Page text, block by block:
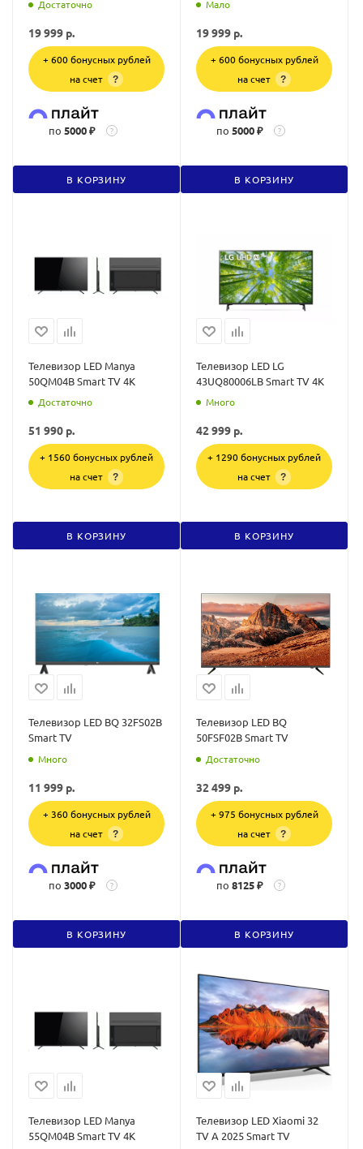
Достаточно
19 999 р.
+ 600 бонусных рублей
на счет
?
по 5000 ₽ ?
В КОРЗИНУ
Мало
19 999 р.
+ 600 бонусных рублей
на счет
?
по 5000 ₽ ?
В КОРЗИНУ
Телевизор LED Manya
50QM04B Smart TV 4K
Достаточно
51 990 р.
+ 1560 бонусных рублей
на счет
?
В КОРЗИНУ
Телевизор LED LG
43UQ80006LB Smart TV 4K
Много
42 999 р.
+ 1290 бонусных рублей
на счет
?
В КОРЗИНУ
Телевизор LED BQ 32FS02B
Smart TV
Много
11 999 р.
+ 360 бонусных рублей
на счет
?
по 3000 ₽ ?
В КОРЗИНУ
Телевизор LED BQ
50FSF02B Smart TV
Достаточно
32 499 р.
+ 975 бонусных рублей
на счет
?
по 8125 ₽ ?
В КОРЗИНУ
Телевизор LED Manya
55QM04B Smart TV 4K
Телевизор LED Xiaomi 32
TV A 2025 Smart TV